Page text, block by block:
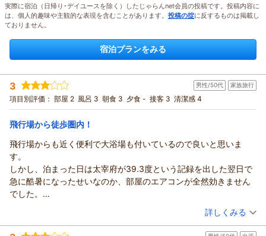
実際に宿泊（日帰り･デイユースを除く）したじゃらんnet会員の投稿です。投稿内容に
は、個人的趣味や主観的な表現を含むことがあります。 投稿の掟に反するものは掲載し
ておりません。
宿泊プランをみる
3 男性/50代 家族旅行
項目別評価： 部屋 2 風呂 3 朝食 3 夕食 - 接客 3 清潔感 4
飛行場から徒歩圏内！
飛行場からも近く便利で大浴場も付いているので良いと思いま
す。
しかし、泊まった日は太宰府が39.3度という記録を出した翌日で
急に酷暑になったせいなのか、部屋のエアコンが全然効きません
でした。
19度設定になっていたので不思議にら思っていましたが、室温体
感27度くらいのままで、夕食の際付けっぱなしにしておいて外か
ら帰っても涼しくない！私の部屋だけかと思いましたが、別の階
（投稿日：2026/07/18）
宿泊時期： 2026年07月宿泊 (家族旅行)
詳しくみる